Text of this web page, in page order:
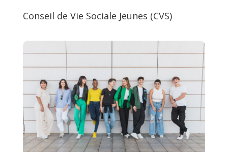
Conseil de Vie Sociale Jeunes (CVS)